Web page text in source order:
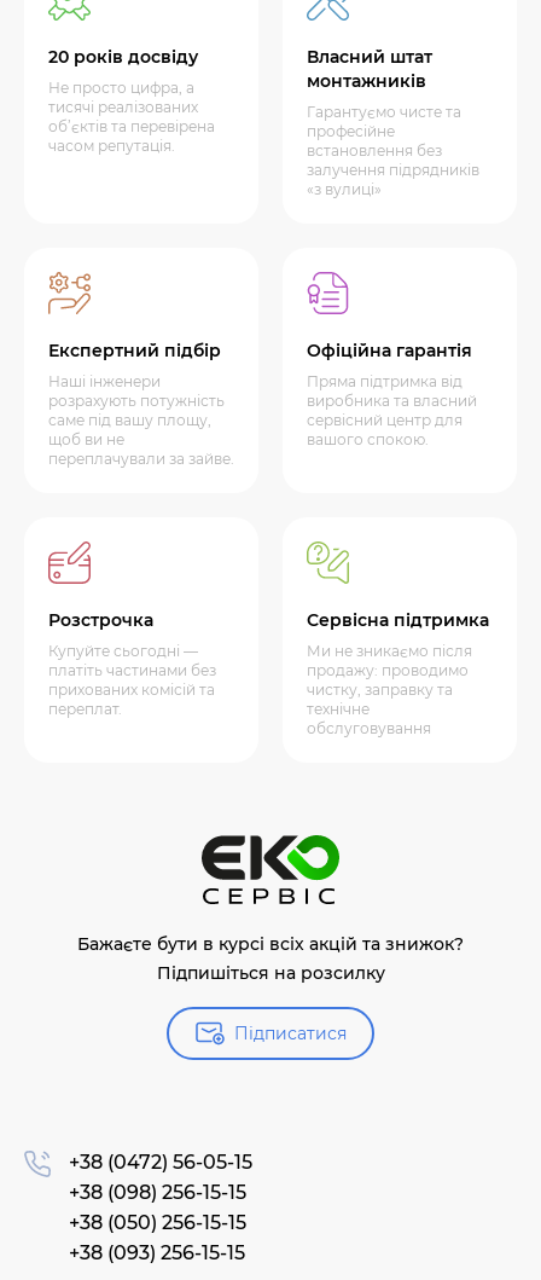
20 років досвіду
Не просто цифра, а
тисячі реалізованих
об’єктів та перевірена
часом репутація.
Власний штат
монтажників
Гарантуємо чисте та
професійне
встановлення без
залучення підрядників
«з вулиці»
Експертний підбір
Наші інженери
розрахують потужність
саме під вашу площу,
щоб ви не
переплачували за зайве.
Офіційна гарантія
Пряма підтримка від
виробника та власний
сервісний центр для
вашого спокою.
Розстрочка
Купуйте сьогодні —
платіть частинами без
прихованих комісій та
переплат.
Сервісна підтримка
Ми не зникаємо після
продажу: проводимо
чистку, заправку та
технічне
обслуговування
Бажаєте бути в курсі всіх акцій та знижок?
Підпишіться на розсилку
Підписатися
+38 (0472) 56-05-15
+38 (098) 256-15-15
+38 (050) 256-15-15
+38 (093) 256-15-15